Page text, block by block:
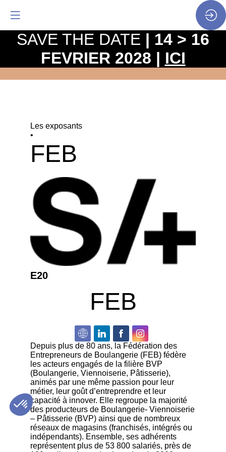
Les exposants
•
FEB
E20
FEB
Depuis plus de 80 ans, la Fédération des
Entrepreneurs de Boulangerie (FEB) fédère
les acteurs engagés de la filière BVP
(Boulangerie, Viennoiserie, Pâtisserie),
animés par une même passion pour leur
métier, leur goût d’entreprendre et leur
capacité à innover. Elle regroupe la majorité
des producteurs de Boulangerie- Viennoiserie
– Pâtisserie (BVP) ainsi que de nombreux
réseaux de magasins (franchisés, intégrés ou
indépendants). Ensemble, ses adhérents
représentent plus de 53 800 salariés, près de
SAVE THE DATE | 14 > 16
FEVRIER 2028 | ICI